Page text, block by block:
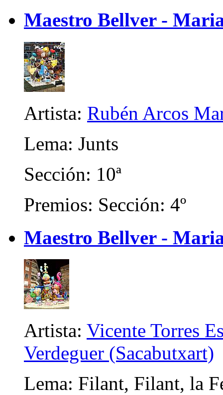
Maestro Bellver -
Artista: Rubén Arcos
Lema: Junts
Sección: 10ª
Premios: Sección: 4º
Maestro Bellver -
Artista: Vicente Torres
Verdeguer (Sacabutxart)
Lema: Filant, Filant, la